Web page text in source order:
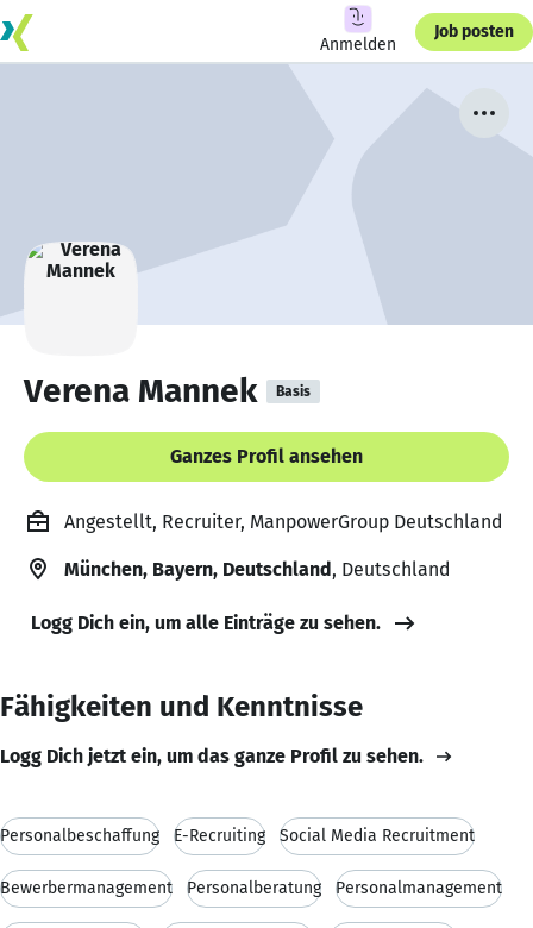
Anmelden
Job posten
Verena Mannek Basis
Ganzes Profil ansehen
Angestellt, Recruiter, ManpowerGroup Deutschland
München, Bayern, Deutschland, Deutschland
Logg Dich ein, um alle Einträge zu sehen.
Fähigkeiten und Kenntnisse
Logg Dich jetzt ein, um das ganze Profil zu sehen.
Personalbeschaffung E-Recruiting Social Media Recruitment
Bewerbermanagement Personalberatung Personalmanagement